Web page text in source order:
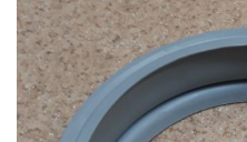
КОНТАКТЫ